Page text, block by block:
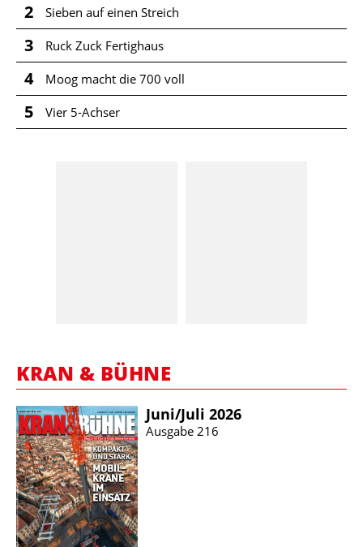
2 Sieben auf einen Streich
3 Ruck Zuck Fertighaus
4 Moog macht die 700 voll
5 Vier 5-Achser
KRAN & BÜHNE
Juni/​Juli 2026
Ausgabe 216